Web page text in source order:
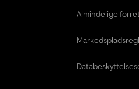
Almindelige